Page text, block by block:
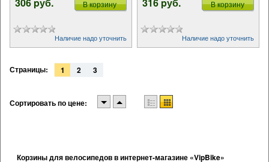
В корзину
Наличие надо уточнить
В корзину
Наличие надо уточнить
Страницы: 1 2 3
Сортировать по цене:
Корзины для велосипедов в интернет-магазине «VipBike»